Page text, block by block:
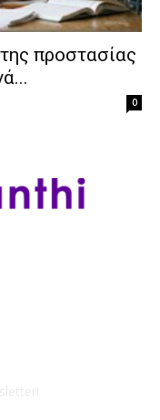
προστασίας
0